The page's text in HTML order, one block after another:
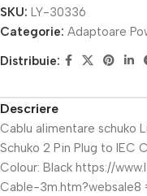
SKU: LY-30336
Categorie: Adaptoare
Distribuie:
Descriere
Cablu alimentare schuko
Schuko 2 Pin Plug to IEC
Colour: Black https://
Cable-3m.htm?websale8